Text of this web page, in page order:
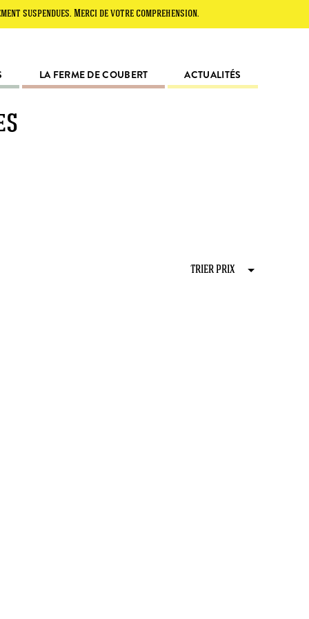
Merci de votre compréhension.
LA FERME DE COUBERT ACTUALITÉS